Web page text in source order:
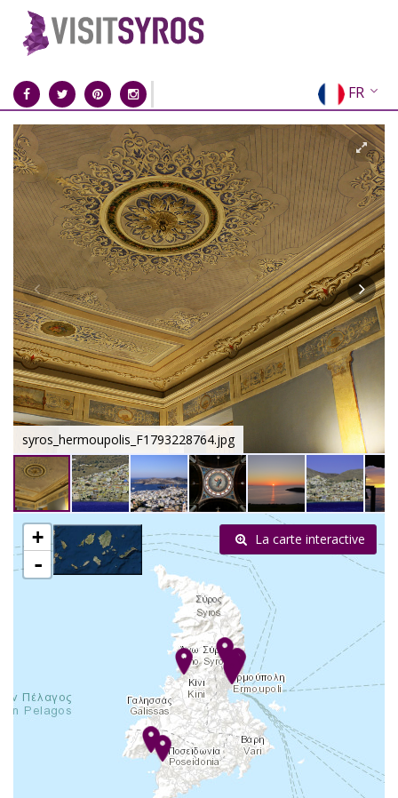
FR
EN
EL
DE
IT
ES
RU
CN
syros_hermoupolis_F1793228764.jpg
+
-
La carte interactive